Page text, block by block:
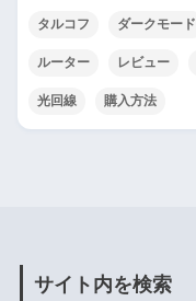
タルコフ ダークモード
ルーター レビュー
光回線 購入方法
サイト内を検索